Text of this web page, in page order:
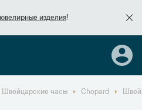
ювелирные изделия!
Швейцарские часы Chopard